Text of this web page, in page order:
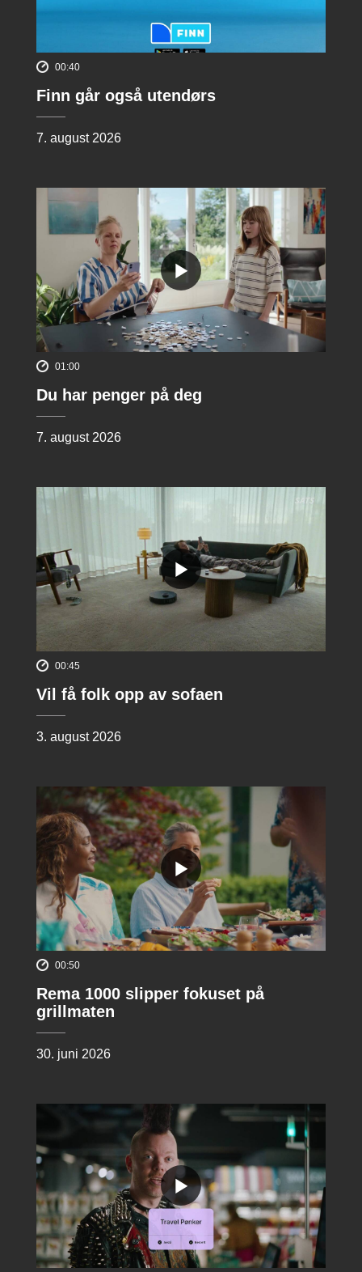
00:40
Finn går også utendørs
7. august 2026
01:00
Du har penger på deg
7. august 2026
00:45
Vil få folk opp av sofaen
3. august 2026
00:50
Rema 1000 slipper fokuset på
grillmaten
30. juni 2026